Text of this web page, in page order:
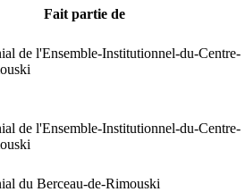
Fait partie de
de l'Ensemble-Institutionnel-du-Centre-
de l'Ensemble-Institutionnel-du-Centre-
du Berceau-de-Rimouski